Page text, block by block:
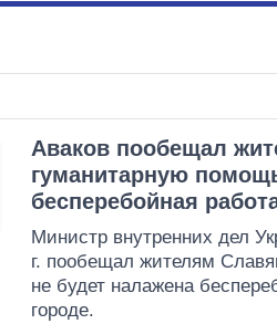
Аваков пообещал
гуманитарную
бесперебойная
Министр внутренних дел
г. пообещал жителям
не будет налажена
городе.